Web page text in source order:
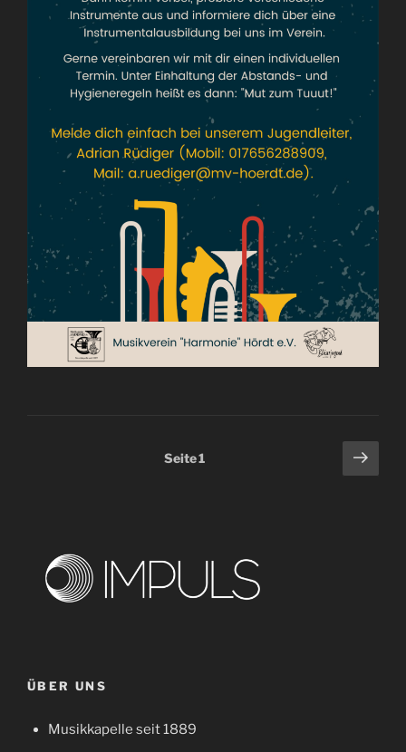
Seitennummerierung
Seite1
ÜBER UNS
Musikkapelle seit 1889